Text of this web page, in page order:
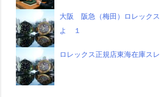
大阪 阪急（梅田）ロレックス
よ １
ロレックス正規店東海在庫ス